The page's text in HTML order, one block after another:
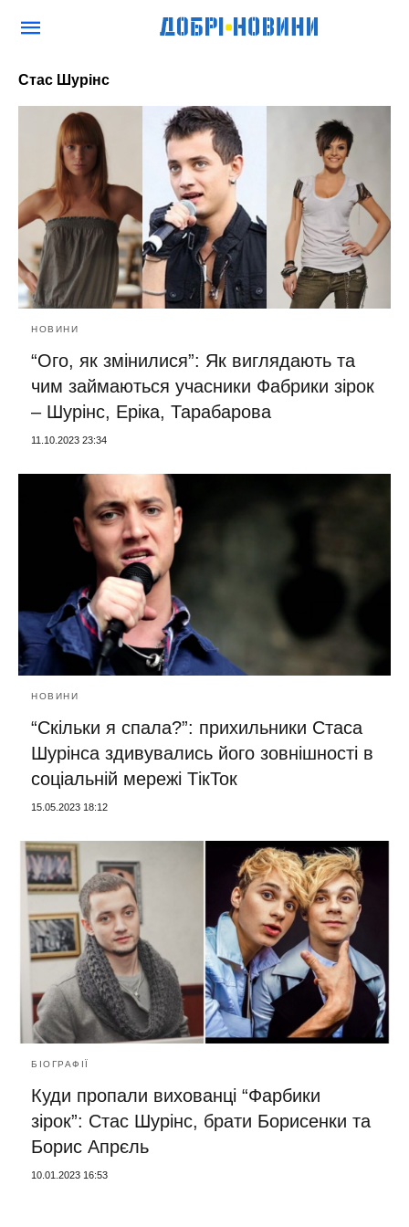
Стас Шурінс
НОВИНИ
“Ого, як змінилися”: Як виглядають та
чим займаються учасники Фабрики зірок
– Шурінс, Еріка, Тарабарова
11.10.2023 23:34
НОВИНИ
“Скільки я спала?”: прихильники Стаса
Шурінса здивувались його зовнішності в
соціальній мережі ТікТок
15.05.2023 18:12
БІОГРАФІЇ
Куди пропали вихованці “Фарбики
зірок”: Стас Шурінс, брати Борисенки та
Борис Апрєль
10.01.2023 16:53